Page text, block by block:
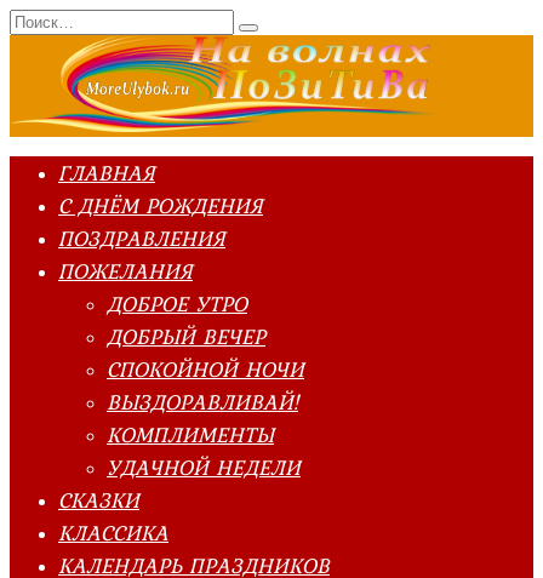
Перейти
к
содержанию
Search
for:
ГЛАВНАЯ
С ДНЁМ РОЖДЕНИЯ
ПОЗДРАВЛЕНИЯ
ПОЖЕЛАНИЯ
ДОБРОЕ УТРО
ДОБРЫЙ ВЕЧЕР
СПОКОЙНОЙ НОЧИ
ВЫЗДОРАВЛИВАЙ!
КОМПЛИМЕНТЫ
УДАЧНОЙ НЕДЕЛИ
СКАЗКИ
КЛАССИКА
КАЛЕНДАРЬ ПРАЗДНИКОВ